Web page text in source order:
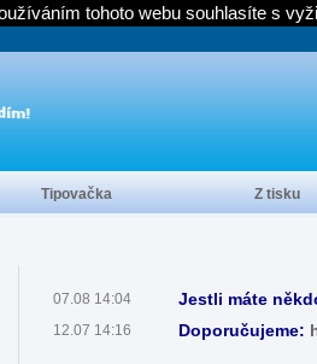
07.08 14:04 Jestli máte
12.07 14:16 Doporučujeme:
Tipovačka Z tisku
tohoto webu souhlasíte s